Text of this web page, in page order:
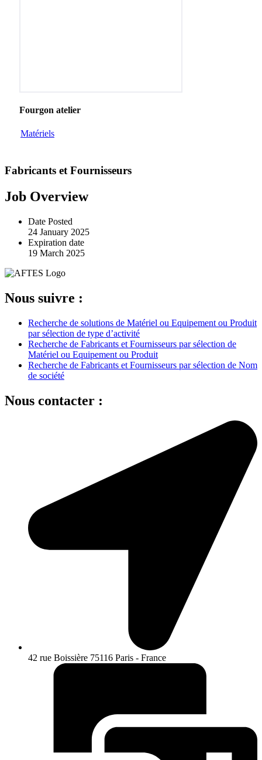
Fourgon atelier
Matériels
Fabricants et Fournisseurs
Job Overview
Date Posted
24 January 2025
Expiration date
19 March 2025
Nous suivre :
Recherche de solutions de Matériel ou Equipement ou Produit
par sélection de type d’activité
Recherche de Fabricants et Fournisseurs par sélection de
Matériel ou Equipement ou Produit
Recherche de Fabricants et Fournisseurs par sélection de Nom
de société
Nous contacter :
42 rue Boissière 75116 Paris - France